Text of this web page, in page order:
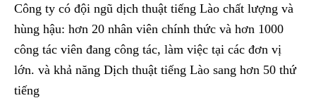
Công ty có đội ngũ dịch thuật tiếng Lào chất lượng và
hùng hậu: hơn 20 nhân viên chính thức và hơn 1000
công tác viên đang công tác, làm việc tại các đơn vị
lớn. và khả năng Dịch thuật tiếng Lào sang hơn 50 thứ
tiếng